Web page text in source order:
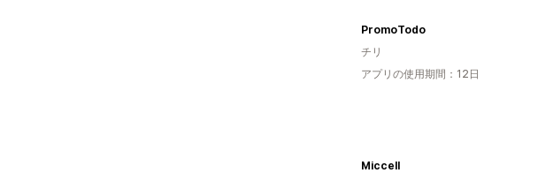
PromoTodo
チリ
アプリの使用期間：12日
Miccell